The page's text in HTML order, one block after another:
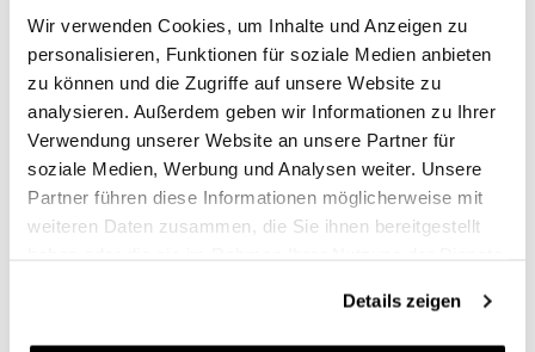
Wir verwenden Cookies, um Inhalte und Anzeigen zu
personalisieren, Funktionen für soziale Medien anbieten
zu können und die Zugriffe auf unsere Website zu
analysieren. Außerdem geben wir Informationen zu Ihrer
Verwendung unserer Website an unsere Partner für
soziale Medien, Werbung und Analysen weiter. Unsere
Partner führen diese Informationen möglicherweise mit
weiteren Daten zusammen, die Sie ihnen bereitgestellt
Details zeigen
Farben:
Moosgrau mit braunem Lederbesatz
Colorado Brown mit braunem Lederbesatz
Tiefschwarz mit schwarzem Lederbesatz
Höhe 35 cm, in der Höhe ausziehbar bis 50 cm,
Breite 32 cm, Tiefe 20 cm
22L - 30L
Linker Rahmen aus Stahl, behandelt mit
Entworfen auf dem Caballero-Rahmen, integriert es sich